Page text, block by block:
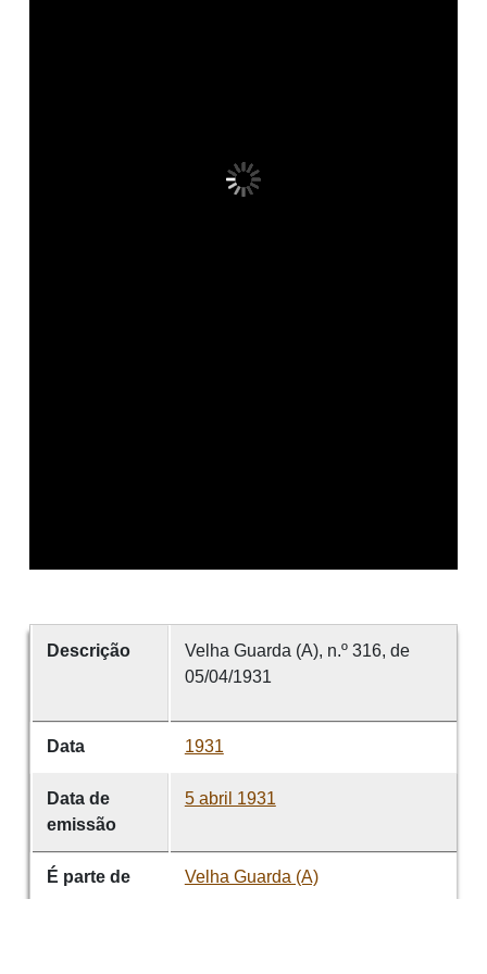
Descrição
Velha Guarda (A), n.º 316, de
05/04/1931
Data 1931
Data de
emissão
5 abril 1931
É parte de Velha Guarda (A)